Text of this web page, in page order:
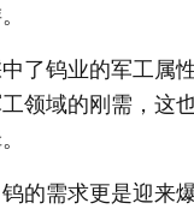
了钨业的军工属
领域的刚需，这
的需求更是迎来